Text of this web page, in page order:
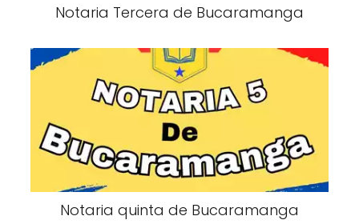
Notaria Tercera de Bucaramanga
Notaria quinta de Bucaramanga